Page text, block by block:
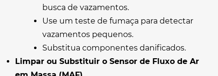
busca de vazamentos.
Use um teste de fumaça para detectar
vazamentos pequenos.
Substitua componentes danificados.
Limpar ou Substituir o Sensor de Fluxo de Ar